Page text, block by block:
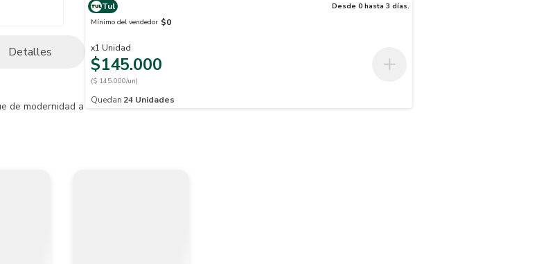
Detalles
de modernidad a tu cocina. Controla la temperatura y el caudal con precisión y disfruta del ultra ahorro de agua. ¡Llévala
Tul
Desde 0 hasta 3 días.
Mínimo del vendedor $0
x1 Unidad
$145.000
($ 145.000/un)
Quedan 24 Unidades